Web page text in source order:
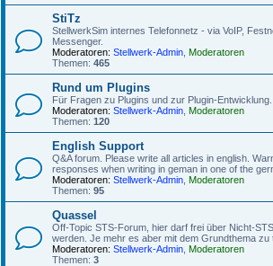
StiTz
StellwerkSim internes Telefonnetz - via VoIP,
Messenger.
Moderatoren: Stellwerk-Admin Moderatoren
Themen: 465
Rund um Plugins
Für Fragen zu Plugins und zur Plugin-Entwicklung.
Moderatoren: Stellwerk-Admin Moderatoren
Themen: 120
English Support
Q&A forum. Please write all articles in english.
responses when writing in geman in one of the
Moderatoren: Stellwerk-Admin Moderatoren
Themen: 95
Quassel
Off-Topic STS-Forum, hier darf frei über Nicht-
werden. Je mehr es aber mit dem Grundthema zu
Moderatoren: Stellwerk-Admin Moderatoren
Themen: 3